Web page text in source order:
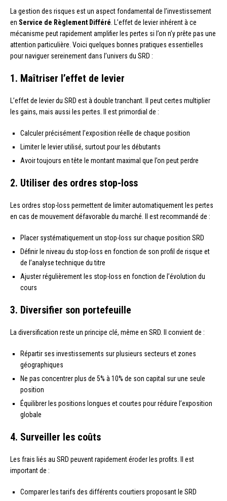
La gestion des risques est un aspect fondamental de l’investissement
en Service de Règlement Différé. L’effet de levier inhérent à ce
mécanisme peut rapidement amplifier les pertes si l’on n’y prête pas une
attention particulière. Voici quelques bonnes pratiques essentielles
pour naviguer sereinement dans l’univers du SRD :
1. Maîtriser l’effet de levier
L’effet de levier du SRD est à double tranchant. Il peut certes multiplier
les gains, mais aussi les pertes. Il est primordial de :
Calculer précisément l’exposition réelle de chaque position
Limiter le levier utilisé, surtout pour les débutants
Avoir toujours en tête le montant maximal que l’on peut perdre
2. Utiliser des ordres stop-loss
Les ordres stop-loss permettent de limiter automatiquement les pertes
en cas de mouvement défavorable du marché. Il est recommandé de :
Placer systématiquement un stop-loss sur chaque position SRD
Définir le niveau du stop-loss en fonction de son profil de risque et
de l’analyse technique du titre
Ajuster régulièrement les stop-loss en fonction de l’évolution du
cours
3. Diversifier son portefeuille
La diversification reste un principe clé, même en SRD. Il convient de :
Répartir ses investissements sur plusieurs secteurs et zones
géographiques
Ne pas concentrer plus de 5% à 10% de son capital sur une seule
position
Équilibrer les positions longues et courtes pour réduire l’exposition
globale
4. Surveiller les coûts
Les frais liés au SRD peuvent rapidement éroder les profits. Il est
important de :
Comparer les tarifs des différents courtiers proposant le SRD